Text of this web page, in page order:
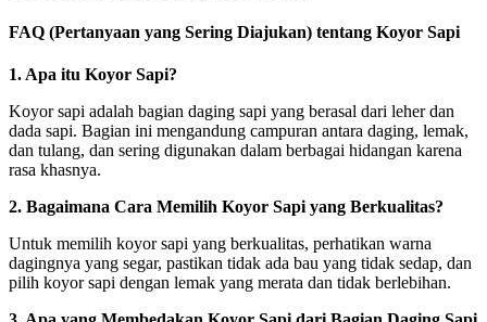
FAQ (Pertanyaan yang Sering Diajukan) tentang Koyor Sapi
1. Apa itu Koyor Sapi?
Koyor sapi adalah bagian daging sapi yang berasal dari leher dan
dada sapi. Bagian ini mengandung campuran antara daging, lemak,
dan tulang, dan sering digunakan dalam berbagai hidangan karena
rasa khasnya.
2. Bagaimana Cara Memilih Koyor Sapi yang Berkualitas?
Untuk memilih koyor sapi yang berkualitas, perhatikan warna
dagingnya yang segar, pastikan tidak ada bau yang tidak sedap, dan
pilih koyor sapi dengan lemak yang merata dan tidak berlebihan.